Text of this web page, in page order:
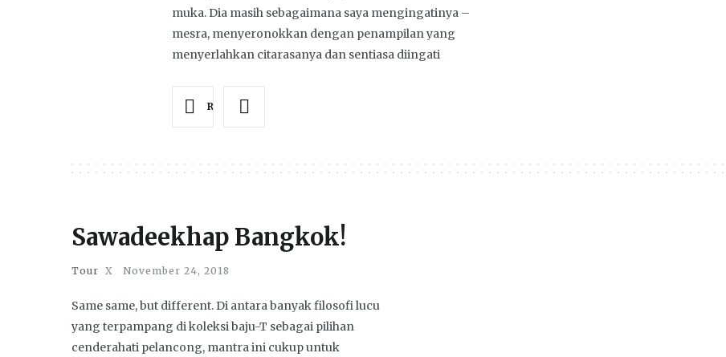
muka. Dia masih sebagaimana saya mengingatinya –
mesra, menyeronokkan dengan penampilan yang
menyerlahkan citarasanya dan sentiasa diingati
Read more
Sawadeekhap Bangkok!
Tour X November 24, 2018
Same same, but different. Di antara banyak filosofi lucu
yang terpampang di koleksi baju-T sebagai pilihan
cenderahati pelancong, mantra ini cukup untuk